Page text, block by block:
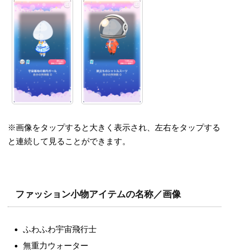
※画像をタップすると大きく表示され、左右をタップする
と連続して見ることができます。
ファッション小物アイテムの名称／画像
ふわふわ宇宙飛行士
無重力ウォーター